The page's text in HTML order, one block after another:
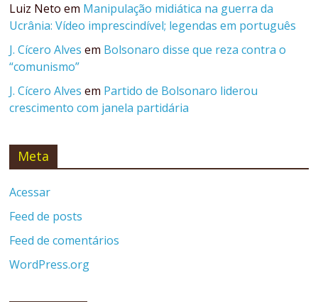
Luiz Neto em Manipulação midiática na guerra da
Ucrânia: Vídeo imprescindível; legendas em português
J. Cícero Alves em Bolsonaro disse que reza contra o
“comunismo”
J. Cícero Alves em Partido de Bolsonaro liderou
crescimento com janela partidária
Meta
Acessar
Feed de posts
Feed de comentários
WordPress.org